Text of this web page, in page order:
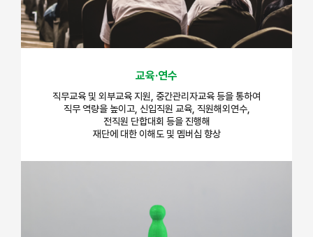
교육·연수
직무교육 및 외부교육 지원, 중간관리자교육 등을 통하여
직무 역량을 높이고, 신입직원 교육, 직원해외연수,
전직원 단합대회 등을 진행해
재단에 대한 이해도 및 멤버십 향상